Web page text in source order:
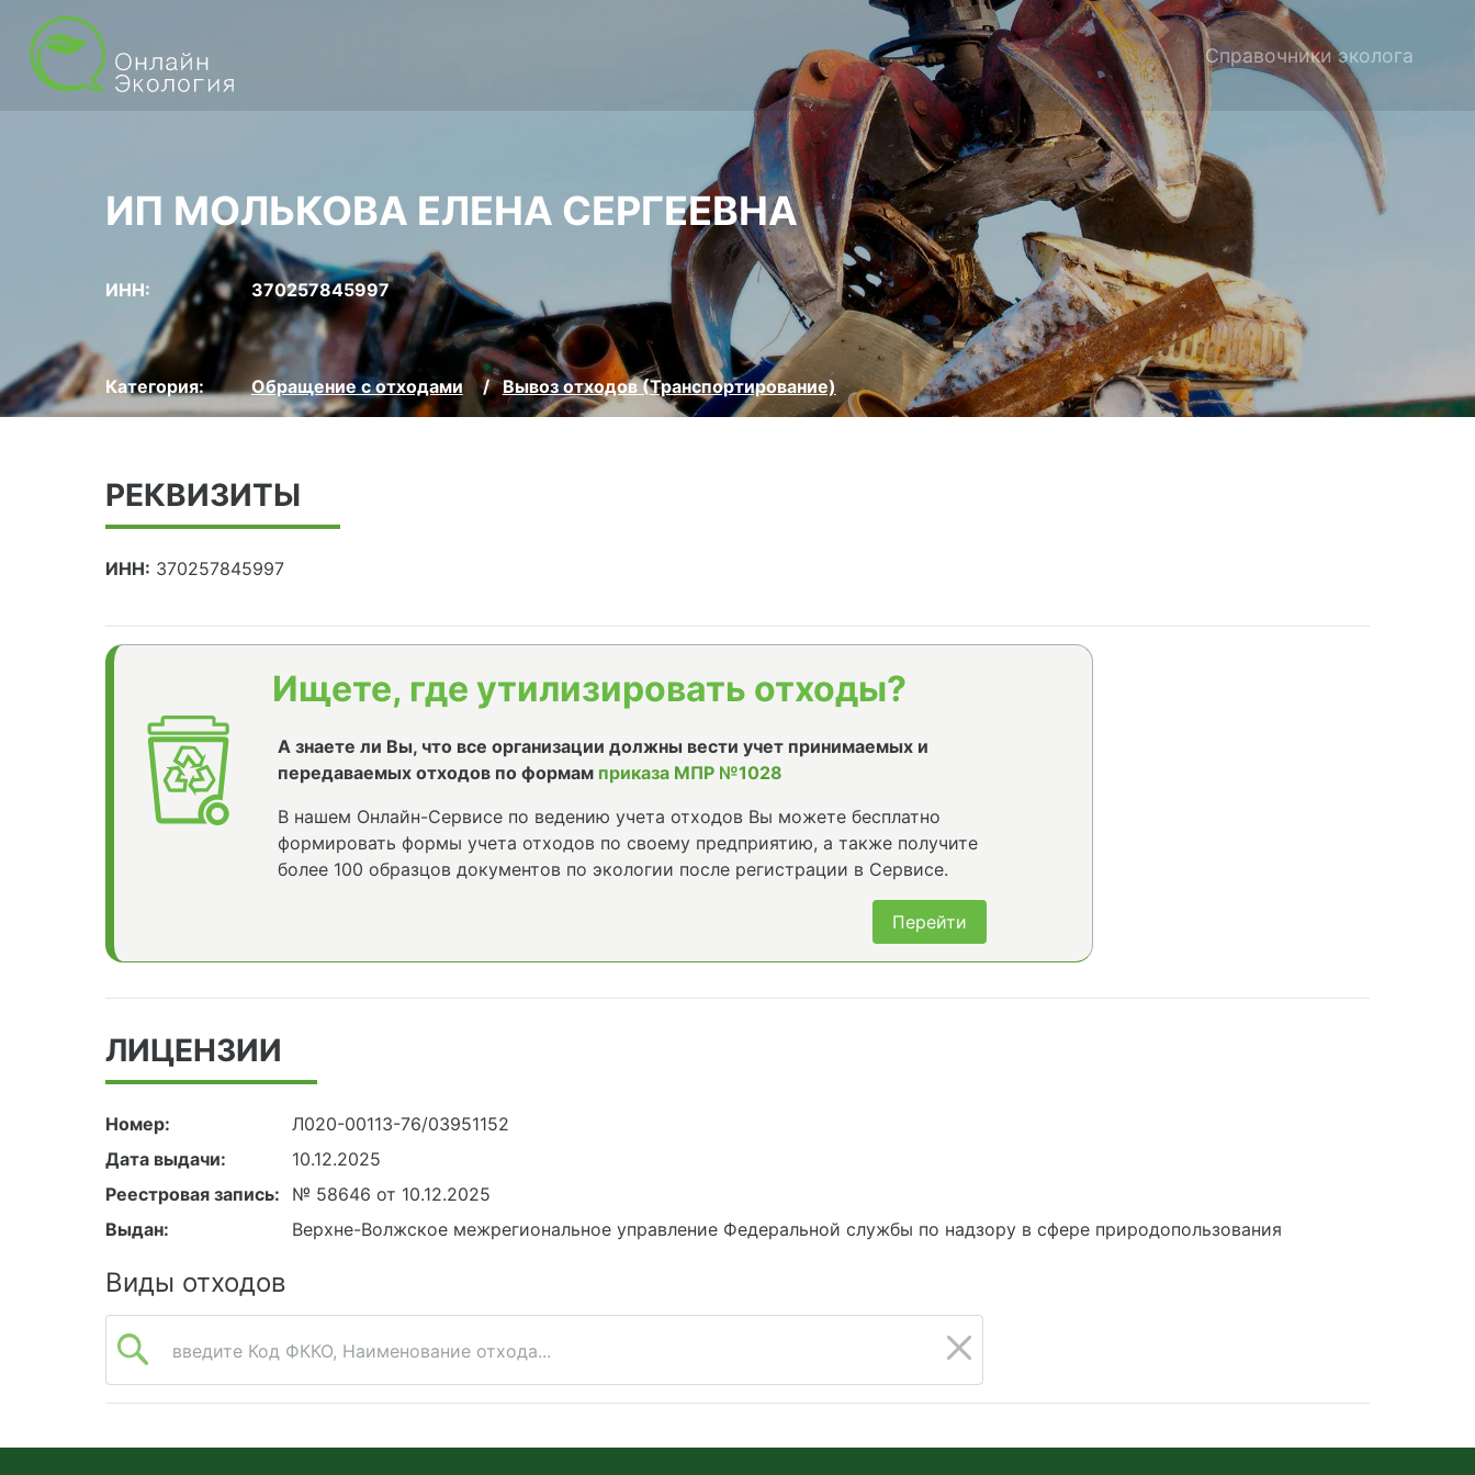
Справочники эколога
ИП МОЛЬКОВА ЕЛЕНА СЕРГЕЕВНА
ИНН: 370257845997
Категория: Обращение с отходами Вывоз отходов (Транспортирование)
РЕКВИЗИТЫ
ИНН: 370257845997
Ищете, где утилизировать отходы?
А знаете ли Вы, что все организации должны вести учет принимаемых и
передаваемых отходов по формам приказа МПР №1028
В нашем Онлайн-Сервисе по ведению учета отходов Вы можете бесплатно
формировать формы учета отходов по своему предприятию, а также получите
более 100 образцов документов по экологии после регистрации в Сервисе.
Перейти
ЛИЦЕНЗИИ
Номер:
Л020-00113-76/03951152
Дата выдачи:
10.12.2025
Реестровая запись:
№ 58646 от 10.12.2025
Выдан:
Верхне-Волжское межрегиональное управление Федеральной службы по надзору в сфере природопользования
Виды отходов
введите Код ФККО, Наименование отхода...